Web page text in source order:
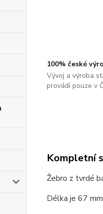
100% české
Vývoj a výroba
provádí pouze v
Kompletní
Žebro z tvrdé
Délka je 67